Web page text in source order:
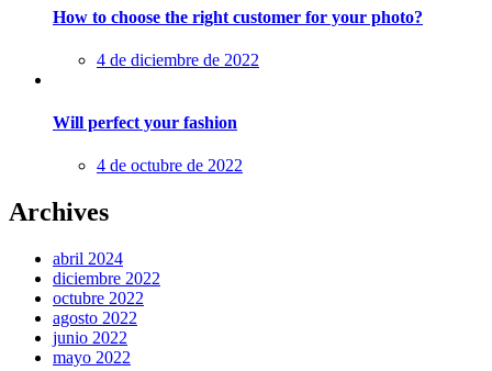
How to choose the right customer for your photo?
Posted
4 de diciembre de 2022
Will perfect your fashion
Posted
4 de octubre de 2022
Archives
abril 2024
diciembre 2022
octubre 2022
agosto 2022
junio 2022
mayo 2022